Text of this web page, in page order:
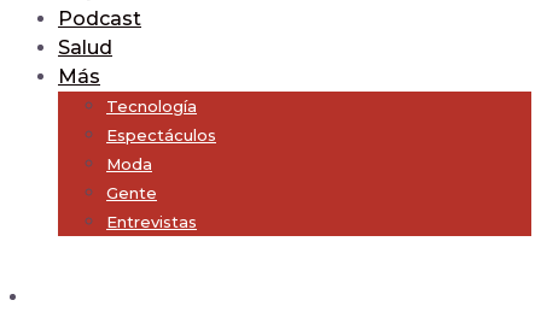
Podcast
Salud
Más
Tecnología
Espectáculos
Moda
Gente
Entrevistas